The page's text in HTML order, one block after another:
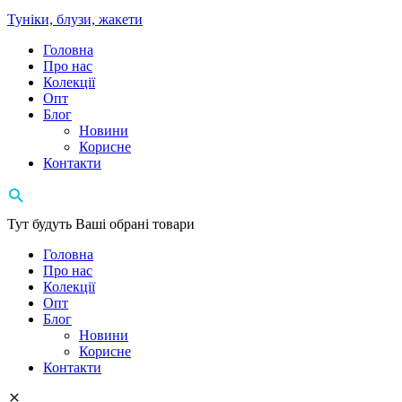
Туніки, блузи, жакети
Головна
Про нас
Колекції
Опт
Блог
Новини
Корисне
Контакти
Тут будуть Ваші обрані товари
Головна
Про нас
Колекції
Опт
Блог
Новини
Корисне
Контакти